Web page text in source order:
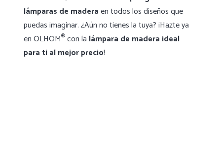
lámparas de maderaen todos los diseños que
puedas imaginar. ¿Aún no tienes la tuya? ¡Hazte ya
en OLHOM® con la lámpara de madera ideal
para ti al mejor precio!